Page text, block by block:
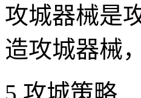
攻城器械是
造攻城器械
5.攻城策略